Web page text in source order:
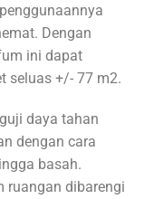
Dengan
ini dapat
seluas +/- 77 m2.
daya tahan
dengan cara
basah.
ruangan dibarengi